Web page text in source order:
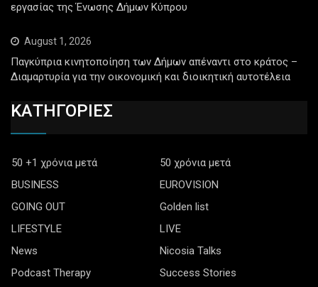
εργασίας της Ένωσης Δήμων Κύπρου
August 1, 2026
Παγκύπρια κινητοποίηση των Δήμων απέναντι στο κράτος –
Διαμαρτυρία για την οικονομική και διοικητική αυτοτέλεια
ΚΑΤΗΓΟΡΙΕΣ
50 +1 χρόνια μετά
50 χρόνια μετά
BUSINESS
EUROVISION
GOING OUT
Golden list
LIFESTYLE
LIVE
News
Nicosia Talks
Podcast Therapy
Success Stories